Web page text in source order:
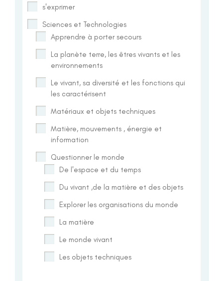
s'exprimer
Sciences et Technologies
Apprendre à porter secours
La planète terre, les êtres vivants et les
environnements
Le vivant, sa diversité et les fonctions qui
les caractérisent
Matériaux et objets techniques
Matière, mouvements , énergie et
information
Questionner le monde
De l'espace et du temps
Du vivant ,de la matière et des objets
Explorer les organisations du monde
La matière
Le monde vivant
Les objets techniques